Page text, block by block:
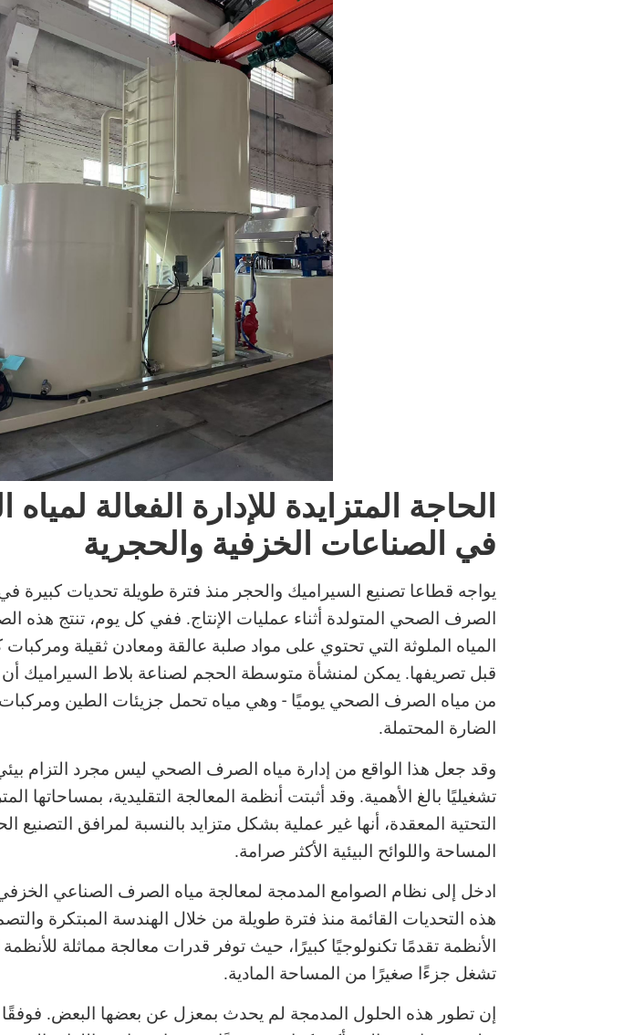
الحاجة المتزايدة للإدارة الفعالة
في الصناعات الخزفية والحجرية
يواجه قطاعا تصنيع السيراميك والحجر منذ فترة طويلة تحديات كبيرة
الصرف الصحي المتولدة أثناء عمليات الإنتاج. ففي كل يوم، تنتج هذه
المياه الملوثة التي تحتوي على مواد صلبة عالقة ومعادن ثقيلة ومركبات
من مياه الصرف الصحي يوميًا - وهي مياه تحمل جزيئات الطين ومركبات
الضارة المحتملة.
وقد جعل هذا الواقع من إدارة مياه الصرف الصحي ليس مجرد التزام
تشغيليًا بالغ الأهمية. وقد أثبتت أنظمة المعالجة التقليدية، بمساحاتها
التحتية المعقدة، أنها غير عملية بشكل متزايد بالنسبة لمرافق التصنيع
المساحة واللوائح البيئية الأكثر صرامة.
ادخل إلى نظام الصوامع المدمجة لمعالجة مياه الصرف الصناعي
هذه التحديات القائمة منذ فترة طويلة من خلال الهندسة المبتكرة
الأنظمة تقدمًا تكنولوجيًا كبيرًا، حيث توفر قدرات معالجة مماثلة للأنظمة
تشغل جزءًا صغيرًا من المساحة المادية.
إن تطور هذه الحلول المدمجة لم يحدث بمعزل عن بعضها البعض. فوفقًا